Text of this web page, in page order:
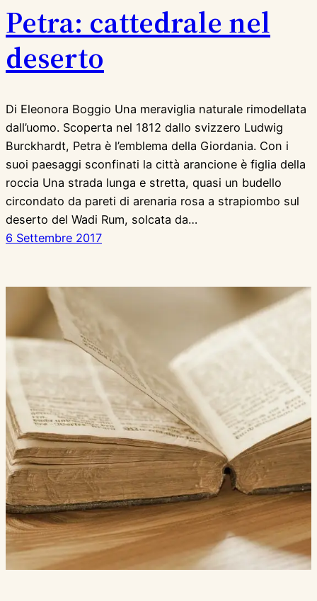
Petra: cattedrale nel
deserto
Di Eleonora Boggio Una meraviglia naturale rimodellata
dall’uomo. Scoperta nel 1812 dallo svizzero Ludwig
Burckhardt, Petra è l’emblema della Giordania. Con i
suoi paesaggi sconfinati la città arancione è figlia della
roccia Una strada lunga e stretta, quasi un budello
circondato da pareti di arenaria rosa a strapiombo sul
deserto del Wadi Rum, solcata da…
6 Settembre 2017